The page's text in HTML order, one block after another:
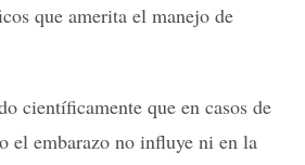
que amerita el manejo de
científicamente que en casos de
el embarazo no influye ni en la